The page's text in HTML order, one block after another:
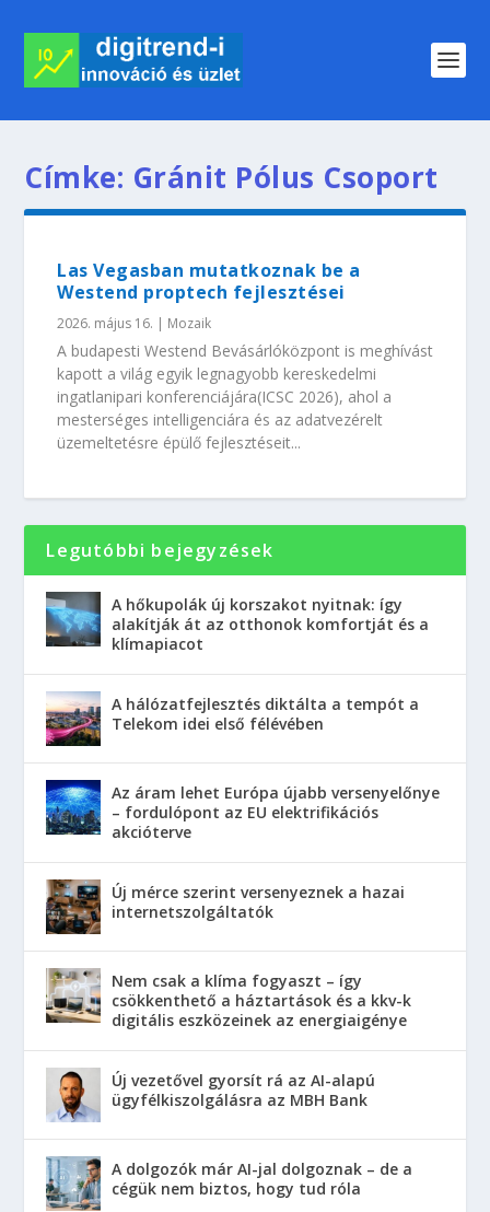
Címke: Gránit Pólus Csoport
Las Vegasban mutatkoznak be a
Westend proptech fejlesztései
2026. május 16. | Mozaik
A budapesti Westend Bevásárlóközpont is meghívást
kapott a világ egyik legnagyobb kereskedelmi
ingatlanipari konferenciájára(ICSC 2026), ahol a
mesterséges intelligenciára és az adatvezérelt
üzemeltetésre épülő fejlesztéseit...
Legutóbbi bejegyzések
A hőkupolák új korszakot nyitnak: így
alakítják át az otthonok komfortját és a
klímapiacot
A hálózatfejlesztés diktálta a tempót a
Telekom idei első félévében
Az áram lehet Európa újabb versenyelőnye
– fordulópont az EU elektrifikációs
akcióterve
Új mérce szerint versenyeznek a hazai
internetszolgáltatók
Nem csak a klíma fogyaszt – így
csökkenthető a háztartások és a kkv-k
digitális eszközeinek az energiaigénye
Új vezetővel gyorsít rá az AI-alapú
ügyfélkiszolgálásra az MBH Bank
A dolgozók már AI-jal dolgoznak – de a
cégük nem biztos, hogy tud róla